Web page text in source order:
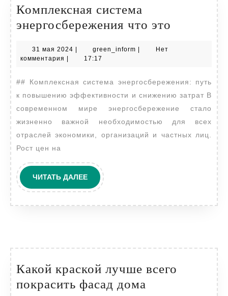
Комплексная система
энергосбережения что это
это
31 мая 2024 31
мая
green_inform green_inform
Нет
комментария
17:17
## Комплексная система энергосбережения: путь
к повышению эффективности и снижению затрат В
современном мире энергосбережение стало
жизненно важной необходимостью для всех
отраслей экономики, организаций и частных лиц.
Рост цен на
ЧИТАТЬ ДАЛЕЕЧИТАТЬ
ДАЛЕЕ
Какой краской лучше всего
покрасить фасад дома